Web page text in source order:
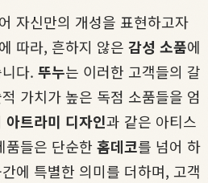
자신만의 개성을 표현하고자
따라, 흔하지 않은 감성 소품에
다. 뚜누는 이러한 고객들의 갈
가치가 높은 독점 소품들을 엄
아트라미 디자인과 같은 아티스
품들은 단순한 홈데코를 넘어 하
에 특별한 의미를 더하며, 고객